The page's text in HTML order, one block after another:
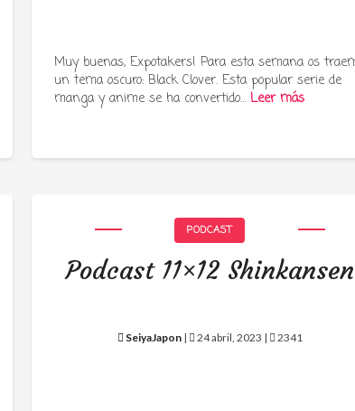
Muy buenas, Expotakers! Para esta semana os
un tema oscuro: Black Clover. Esta popular serie de
manga y anime se ha convertido…Leer más
PODCAST
Podcast 11×12 Shinkansen
SeiyaJapon| 24 abril, 2023 | 2341